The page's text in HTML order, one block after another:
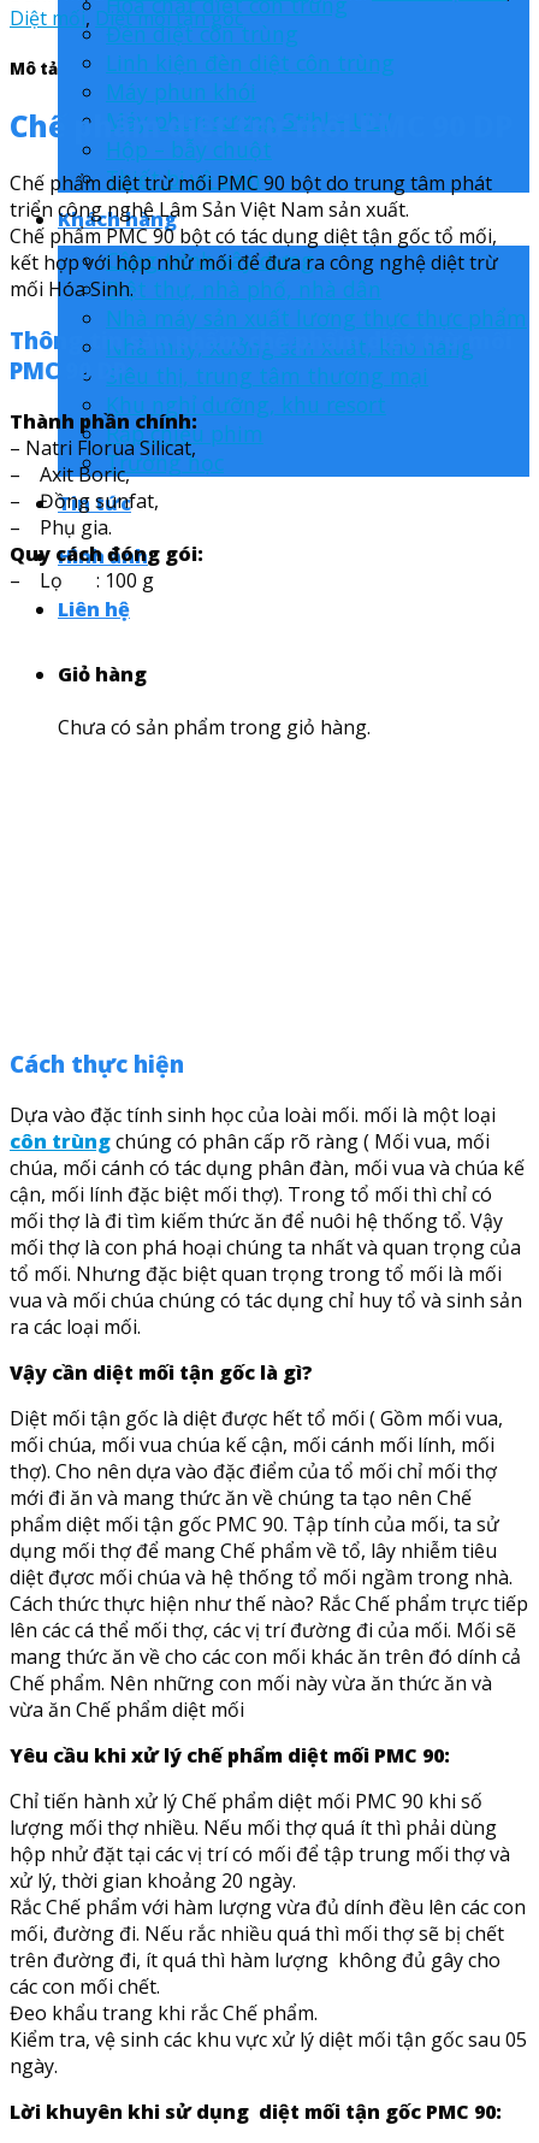
Đèn diệt côn trùng
Linh kiện đèn diệt côn trùng
Máy phun khói
Máy phun sương Stihl – ULV
Hộp – bẫy chuột
Thiết bị vệ sinh
Khách hàng
Công trình xây dựng
Biệt thự, nhà phố, nhà dân
Nhà máy sản xuất lương thực thực phẩm
Nhà máy, xưởng sản xuất, kho hàng
Siêu thị, trung tâm thương mại
Khu nghỉ dưỡng, khu resort
Rạp chiếu phim
Trường học
Tin tức
Hình ảnh
Liên hệ
Giỏ hàng
Chưa có sản phẩm trong giỏ hàng.
Diệt mối, Diệt mối tận gốc
Mô tả
Chế phẩm diệt trừ mối PMC 90 DP
Chế phẩm diệt trừ mối PMC 90 bột do trung tâm phát
triển công nghệ Lâm Sản Việt Nam sản xuất.
Chế phẩm PMC 90 bột có tác dụng diệt tận gốc tổ mối,
kết hợp với hộp nhử mối để đưa ra công nghệ diệt trừ
mối Hóa Sinh.
Thông tin sản phẩm chế phẩm diệt trừ mối
PMC 90 DP
Thành phần chính:
– Natri Florua Silicat,
– Axit Boric,
– Đồng sunfat,
– Phụ gia.
Quy cách đóng gói:
– Lọ : 100 g
Cách thực hiện
Dựa vào đặc tính sinh học của loài mối. mối là một loại
côn trùngchúng có phân cấp rõ ràng ( Mối vua, mối
chúa, mối cánh có tác dụng phân đàn, mối vua và chúa kế
cận, mối lính đặc biệt mối thợ). Trong tổ mối thì chỉ có
mối thợ là đi tìm kiếm thức ăn để nuôi hệ thống tổ. Vậy
mối thợ là con phá hoại chúng ta nhất và quan trọng của
tổ mối. Nhưng đặc biệt quan trọng trong tổ mối là mối
vua và mối chúa chúng có tác dụng chỉ huy tổ và sinh sản
ra các loại mối.
Vậy cần diệt mối tận gốc là gì?
Diệt mối tận gốc là diệt được hết tổ mối ( Gồm mối vua,
mối chúa, mối vua chúa kế cận, mối cánh mối lính, mối
thợ). Cho nên dựa vào đặc điểm của tổ mối chỉ mối thợ
mới đi ăn và mang thức ăn về chúng ta tạo nên Chế
phẩm diệt mối tận gốc PMC 90. Tập tính của mối, ta sử
dụng mối thợ để mang Chế phẩm về tổ, lây nhiễm tiêu
diệt đựơc mối chúa và hệ thống tổ mối ngầm trong nhà.
Cách thức thực hiện như thế nào? Rắc Chế phẩm trực tiếp
lên các cá thể mối thợ, các vị trí đường đi của mối. Mối sẽ
mang thức ăn về cho các con mối khác ăn trên đó dính cả
Chế phẩm. Nên những con mối này vừa ăn thức ăn và
vừa ăn Chế phẩm diệt mối
Yêu cầu khi xử lý chế phẩm diệt mối PMC 90:
Chỉ tiến hành xử lý Chế phẩm diệt mối PMC 90 khi số
lượng mối thợ nhiều. Nếu mối thợ quá ít thì phải dùng
hộp nhử đặt tại các vị trí có mối để tập trung mối thợ và
xử lý, thời gian khoảng 20 ngày.
Rắc Chế phẩm với hàm lượng vừa đủ dính đều lên các con
mối, đường đi. Nếu rắc nhiều quá thì mối thợ sẽ bị chết
trên đường đi, ít quá thì hàm lượng không đủ gây cho
các con mối chết.
Đeo khẩu trang khi rắc Chế phẩm.
Kiểm tra, vệ sinh các khu vực xử lý diệt mối tận gốc sau 05
ngày.
Lời khuyên khi sử dụng diệt mối tận gốc PMC 90: